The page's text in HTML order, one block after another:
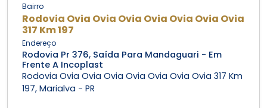
Bairro
Rodovia Ovia Ovia Ovia Ovia Ovia Ovia Ovia
317 Km 197
Endereço
Rodovia Pr 376, Saída Para Mandaguari - Em
Frente A Incoplast
Rodovia Ovia Ovia Ovia Ovia Ovia Ovia Ovia 317 Km
197, Marialva - PR